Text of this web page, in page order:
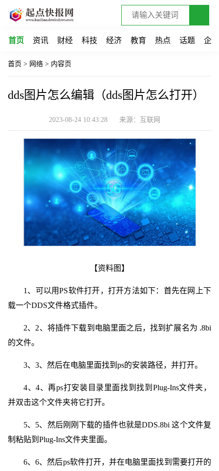
首页 资讯 财经 科技 经济 教育 热点 话题 企业
首页 > 网络 > 内容页
dds图片怎么编辑（dds图片怎么打开）
2023-08-24 10:43:28 来源：互联网
【资料图】
1、可以用PS软件打开，打开方法如下：首先在网上下
载一个DDS文件格式插件。
2、2、将插件下载到电脑里面之后，找到扩展名为 .8bi
的文件。
3、3、然后在电脑里面找到ps的安装路径，并打开。
4、4、再ps打安装目录里面找到找到Plug-Ins文件夹，
并双击这个文件夹将它打开。
5、5、然后刚刚下载的插件也就是DDS.8bi 这个文件复
制粘贴到Plug-Ins文件夹里面。
6、6、然后ps软件打开，并在电脑里面找到需要打开的